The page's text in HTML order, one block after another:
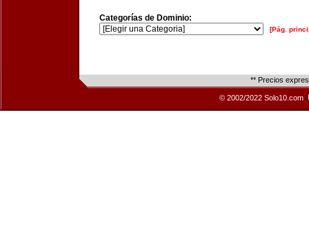
Categorías de Dominio:
[Pág.
** Precios
© 2002/2022 Solo10.com